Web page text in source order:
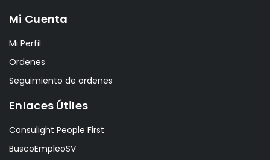
Mi Cuenta
Mi Perfil
Ordenes
Seguimiento de ordenes
Enlaces Útiles
Consulight People First
BuscoEmpleoSV